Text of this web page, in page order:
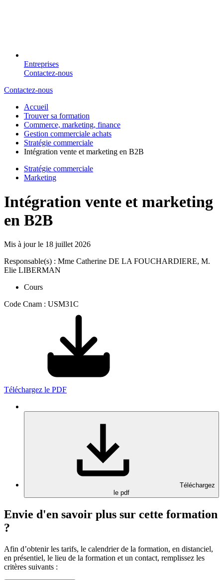
Entreprises
Contactez-nous
Contactez-nous
Accueil
Trouver sa formation
Commerce, marketing, finance
Gestion commerciale achats
Stratégie commerciale
Intégration vente et marketing en B2B
Stratégie commerciale
Marketing
Intégration vente et marketing
en B2B
Mis à jour le 18 juillet 2026
Responsable(s) : Mme Catherine DE LA FOUCHARDIERE, M.
Elie LIBERMAN
Cours
Code Cnam : USM31C
Téléchargez le PDF
Téléchargez
le pdf
Envie d'en savoir plus sur cette formation
?
Afin d’obtenir les tarifs, le calendrier de la formation, en distanciel,
en présentiel, le lieu de la formation et un contact, remplissez les
critères suivants :